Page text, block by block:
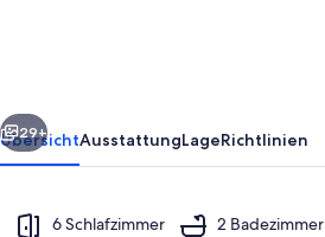
Weiter
29+
ÜbersichtAusstattungLageRichtlinien
6 Schlafzimmer 2 Badezimmer